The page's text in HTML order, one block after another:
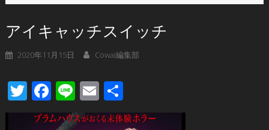
アイキャッチスイッチ
2020年11月15日 Cowai編集部
Twitter
Facebook
LineEmail
有